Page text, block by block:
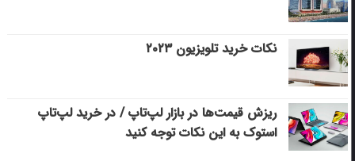
نکات خرید تلویزیون ۲۰۲۳
ریزش قیمت‌ها در بازار لپ‌تاپ / در خرید لپ‌تاپ
استوک به این نکات توجه کنید